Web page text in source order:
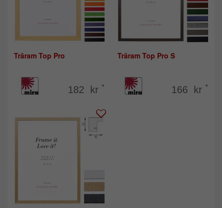
Träram Top Pro
182 kr *
Träram Top Pro S
166 kr *